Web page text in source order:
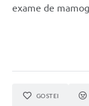
exame de
GOSTEI